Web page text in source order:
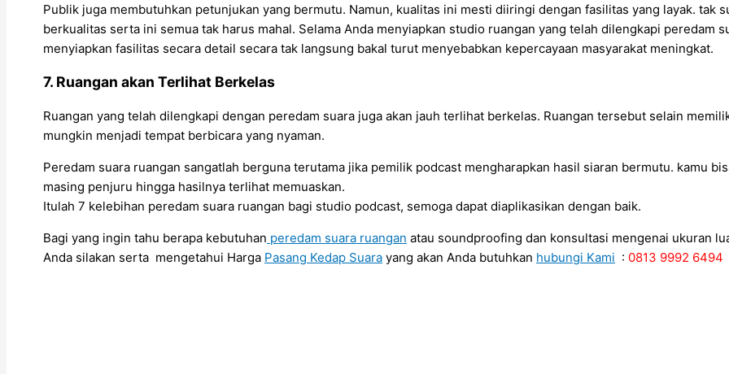
Publik juga membutuhkan petunjukan yang bermutu. Namun, kualitas ini mesti diiringi dengan fasilitas yang layak. tak
berkualitas serta ini semua tak harus mahal. Selama Anda menyiapkan studio ruangan yang telah dilengkapi peredam
menyiapkan fasilitas secara detail secara tak langsung bakal turut menyebabkan kepercayaan masyarakat meningkat.
7. Ruangan akan Terlihat Berkelas
Ruangan yang telah dilengkapi dengan peredam suara juga akan jauh terlihat berkelas. Ruangan tersebut selain
mungkin menjadi tempat berbicara yang nyaman.
Peredam suara ruangan sangatlah berguna terutama jika pemilik podcast mengharapkan hasil siaran bermutu. kamu
masing penjuru hingga hasilnya terlihat memuaskan.
Itulah 7 kelebihan peredam suara ruangan bagi studio podcast, semoga dapat diaplikasikan dengan baik.
Bagi yang ingin tahu berapa kebutuhan peredam suara ruangan atau soundproofing dan konsultasi mengenai ukuran
Anda silakan serta mengetahui Harga Pasang Kedap Suara yang akan Anda butuhkan hubungi Kami : 0813 9992 6494